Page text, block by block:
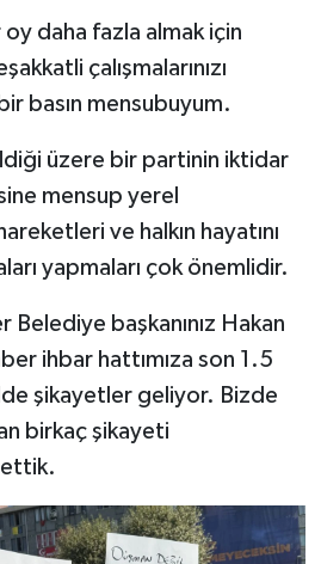
daha fazla almak için
çalışmalarınızı
basın mensubuyum.
üzere bir partinin iktidar
mensup yerel
ve halkın hayatını
yapmaları çok önemlidir.
Belediye başkanınız Hakan
ihbar hattımıza son 1.5
şikayetler geliyor. Bizde
birkaç şikayeti
ettik.